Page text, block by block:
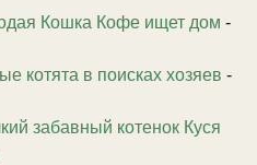
Кошка Кофе ищет дом -
котята в поисках хозяев -
забавный котенок Куся